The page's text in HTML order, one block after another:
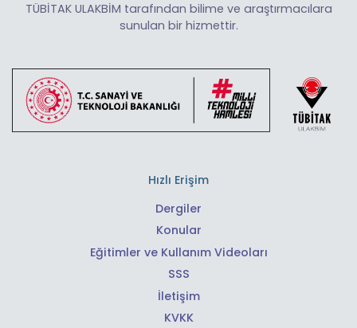
TÜBİTAK ULAKBİM tarafından bilime ve araştırmacılara
sunulan bir hizmettir.
Hızlı Erişim
Dergiler
Konular
Eğitimler ve Kullanım Videoları
SSS
İletişim
KVKK